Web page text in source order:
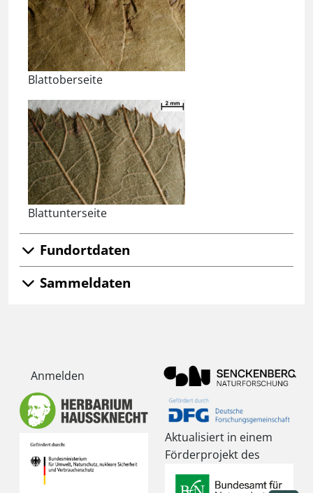
Blattoberseite
Blattunterseite
Fundortdaten
Sammeldaten
Anmelden
Aktualisiert in einem
Förderprojekt des